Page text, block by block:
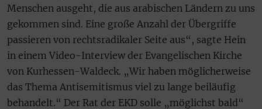
Menschen ausgeht, die aus arabischen Ländern zu uns
gekommen sind. Eine große Anzahl der Übergriffe
passieren von rechtsradikaler Seite aus“, sagte Hein
in einem Video-Interview der Evangelischen Kirche
von Kurhessen-Waldeck. „Wir haben möglicherweise
das Thema Antisemitismus viel zu lange beiläufig
behandelt.“ Der Rat der EKD solle „möglichst bald“